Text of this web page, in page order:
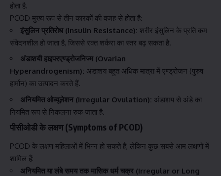
होता है.
PCOD मुख्य रूप से तीन कारकों की वजह से होता है:
इंसुलिन प्रतिरोध (Insulin Resistance): शरीर इंसुलिन के प्रति कम
संवेदनशील हो जाता है, जिससे रक्त शर्करा का स्तर बढ़ सकता है.
अंडाशयी हाइपरएण्ड्रोजनिज्म (Ovarian
Hyperandrogenism): अंडाशय बहुत अधिक मात्रा में एण्ड्रोजन (पुरुष
हार्मोन) का उत्पादन करते हैं.
अनियमित ओव्यूलेशन (Irregular Ovulation): अंडाशय से अंडे का
नियमित रूप से निकलना रुक जाता है.
पीसीओडी के लक्षण (Symptoms of PCOD)
PCOD के लक्षण महिलाओं में भिन्न हो सकते हैं, लेकिन कुछ सबसे आम लक्षणों में
शामिल हैं:
अनियमित या लंबे समय तक मासिक धर्म चक्र (Irregular or Long